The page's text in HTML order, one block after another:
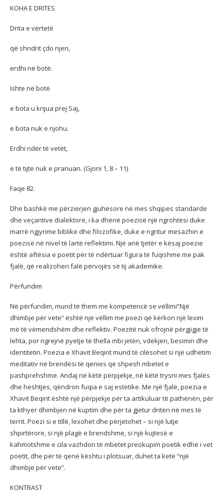
KOHA E DRITES
Drita e vërtetë
që shndrit çdo njeri,
erdhi në botë.
Ishte në botë
e bota u krijua prej Saj,
e bota nuk e njohu.
Erdhi ndër të vetët,
e të tijtë nuk e pranuan. (Gjoni 1, 8 – 11)
Faqe 82.
Dhe bashkë me përzierjen gjuhësore në mes shqipes standarde
dhe veçantive dialektore, i ka dhënë poezisë një ngrohtësi duke
marrë ngjyrime biblike dhe filozofike, duke e ngritur mesazhin e
poezisë në nivel të lartë reflektimi. Një anë tjetër e kësaj poezie
është aftësia e poetit për të ndërtuar figura të fuqishme me pak
fjalë, që realizohen falë përvojës së tij akademike.
Përfundim
Në përfundim, mund të them me kompetencë se vëllimi“Një
dhimbje për vete” është një vëllim me poezi që kërkon një lexim
më të vëmendshëm dhe reflektiv. Poezitë nuk ofrojnë përgjigje të
lehta, por ngrejnë pyetje të thella mbi jetën, vdekjen, besimin dhe
identitetin. Poezia e Xhavit Beqirit mund të cilësohet si një udhëtim
meditativ në brendësi të qenies që shpesh mbetet e
pashprehshme. Andaj në këtë përpjekje, në këtë trysni mes fjalës
dhe heshtjes, qëndron fuqia e saj estetike. Me një fjalë, poezia e
Xhavit Beqirit është një përpjekje për ta artikuluar të pathënën, për
ta kthyer dhimbjen në kuptim dhe për ta gjetur dritën në mes të
territ. Poezi si e tillë, lexohet dhe përjetohet – si një lutje
shpirtërore, si një plagë e brendshme, si një kujtesë e
kahmotshme e cila vazhdon të mbetet preokupim poetik edhe i vet
poetit, dhe për të qenë kështu i plotsuar, duhet ta ketë “një
dhimbje për vete”.
KONTRAST